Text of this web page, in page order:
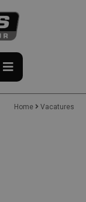
Home Vacatures